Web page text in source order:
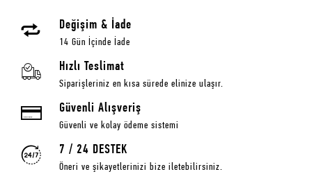
Değişim & İade
14 Gün İçinde İade
Hızlı Teslimat
Siparişleriniz en kısa sürede elinize ulaşır.
Güvenli Alışveriş
Güvenli ve kolay ödeme sistemi
7 / 24 DESTEK
Öneri ve şikayetlerinizi bize iletebilirsiniz.